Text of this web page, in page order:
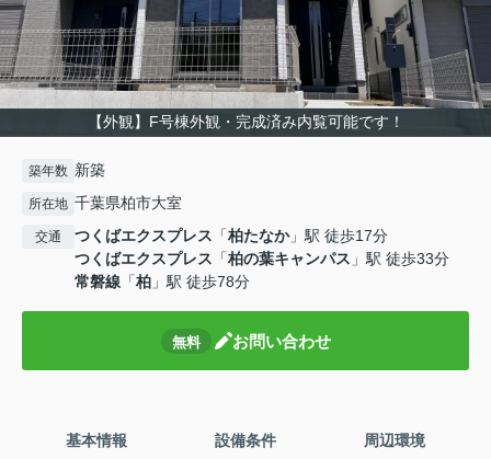
【外観】F号棟外観・完成済み内覧可能です！
築年数 新築
所在地 千葉県柏市大室
交通 つくばエクスプレス 「柏たなか」駅 徒歩17分
つくばエクスプレス 「柏の葉キャンパス 」駅 徒歩33分
常磐線 「柏 」駅 徒歩78分
無料 お問い合わせ
基本情報 設備条件 周辺環境